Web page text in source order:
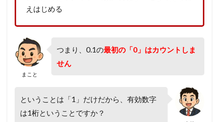
えはじめる
まこと
つまり、0.1の最初の「0」はカウントしま
せん
ということは「1」だけだから、有効数字
は1桁ということですか？